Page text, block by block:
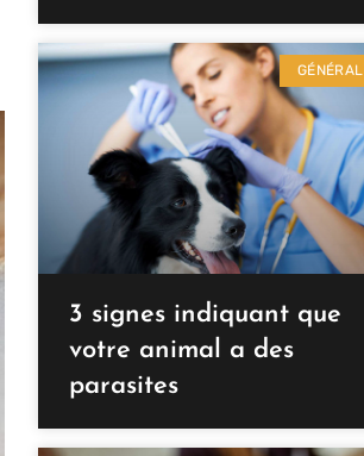
GÉNÉRAL
3 signes indiquant que
votre animal a des
parasites